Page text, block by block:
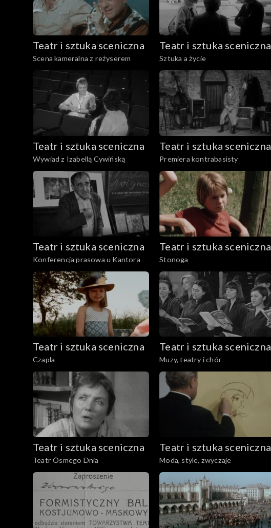
Teatr i sztuka sceniczna
Scena kameralna z reżyserem
Teatr i sztuka sceniczna
Sztuka a życie
Teatr i sztuka sceniczna
Wywiad z Izabellą Cywińską
Teatr i sztuka sceniczna
Premiera kontrabasisty
Teatr i sztuka sceniczna
Konferencja prasowa u Kantora
Teatr i sztuka sceniczna
Stonoga
Teatr i sztuka sceniczna
Czapla
Teatr i sztuka sceniczna
Muzy, teatry i chór
Teatr i sztuka sceniczna
Teatr Ósmego Dnia
Teatr i sztuka sceniczna
Moda, style, zwyczaje